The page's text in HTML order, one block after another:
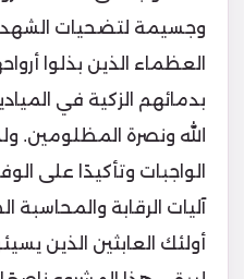
وجسيمة لتضحيات الشهداء
العظماء الذين بذلوا
بدمائهم الزكية في
الله ونصرة المظلومين.
الواجبات وتأكيدًا على
آليات الرقابة والمحاسبة
أولئك العابثين الذين